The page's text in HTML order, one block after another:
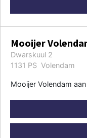
Mooijer
Dwarskuul 2
1131 PS Volendam
Mooijer Volendam